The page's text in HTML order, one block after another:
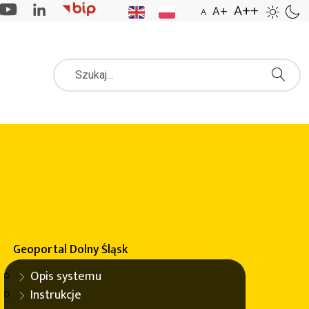
A A+ A++
Szukaj
Geoportal Dolny Śląsk
Opis systemu
Instrukcje
oraz formy i sposoby ochrony jego naturalnych
punktach pomiarowych, oczyszczalnie